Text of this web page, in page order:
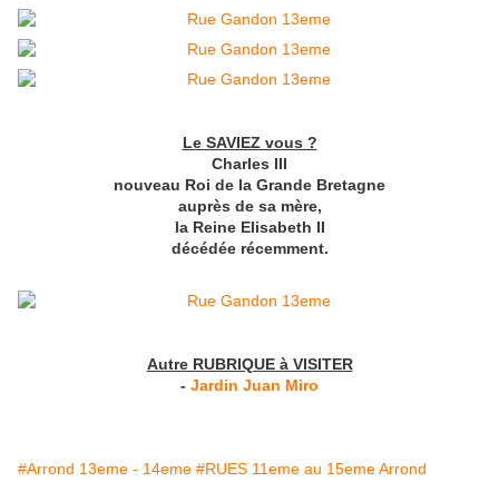
Le SAVIEZ vous ?
Charles III
nouveau Roi de la Grande Bretagne
auprès de sa mère,
la Reine Elisabeth II
décédée récemment.
Autre RUBRIQUE à VISITER
- Jardin Juan Miro
#Arrond 13eme - 14eme #RUES 11eme au 15eme Arrond